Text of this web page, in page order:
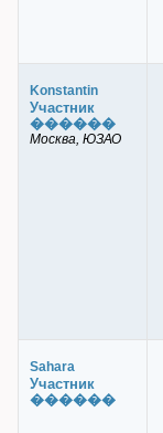
Konstantin
Участник
������
Москва, ЮЗАО
Sahara
Участник
������